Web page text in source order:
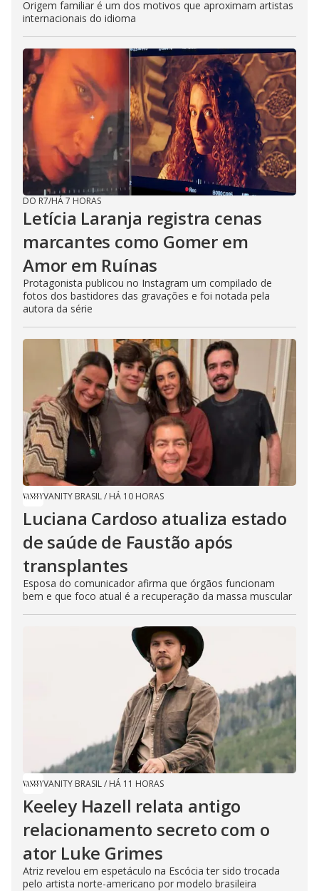
Origem familiar é um dos motivos que aproximam artistas
internacionais do idioma
DO R7/HÁ 7 HORAS
Letícia Laranja registra cenas
marcantes como Gomer em
Amor em Ruínas
Protagonista publicou no Instagram um compilado de
fotos dos bastidores das gravações e foi notada pela
autora da série
VANITY BRASIL/ HÁ 10 HORAS
Luciana Cardoso atualiza estado
de saúde de Faustão após
transplantes
Esposa do comunicador afirma que órgãos funcionam
bem e que foco atual é a recuperação da massa muscular
VANITY BRASIL/ HÁ 11 HORAS
Keeley Hazell relata antigo
relacionamento secreto com o
ator Luke Grimes
Atriz revelou em espetáculo na Escócia ter sido trocada
pelo artista norte-americano por modelo brasileira